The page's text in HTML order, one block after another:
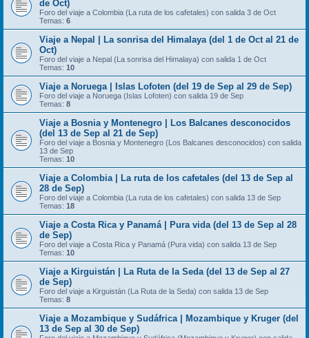
de Oct)
Foro del viaje a Colombia (La ruta de los cafetales) con salida 3 de Oct
Temas: 6
Viaje a Nepal | La sonrisa del Himalaya (del 1 de Oct al 21 de
Oct)
Foro del viaje a Nepal (La sonrisa del Himalaya) con salida 1 de Oct
Temas: 10
Viaje a Noruega | Islas Lofoten (del 19 de Sep al 29 de Sep)
Foro del viaje a Noruega (Islas Lofoten) con salida 19 de Sep
Temas: 8
Viaje a Bosnia y Montenegro | Los Balcanes desconocidos
(del 13 de Sep al 21 de Sep)
Foro del viaje a Bosnia y Montenegro (Los Balcanes desconocidos) con salida
13 de Sep
Temas: 10
Viaje a Colombia | La ruta de los cafetales (del 13 de Sep al
28 de Sep)
Foro del viaje a Colombia (La ruta de los cafetales) con salida 13 de Sep
Temas: 18
Viaje a Costa Rica y Panamá | Pura vida (del 13 de Sep al 28
de Sep)
Foro del viaje a Costa Rica y Panamá (Pura vida) con salida 13 de Sep
Temas: 10
Viaje a Kirguistán | La Ruta de la Seda (del 13 de Sep al 27
de Sep)
Foro del viaje a Kirguistán (La Ruta de la Seda) con salida 13 de Sep
Temas: 8
Viaje a Mozambique y Sudáfrica | Mozambique y Kruger (del
13 de Sep al 30 de Sep)